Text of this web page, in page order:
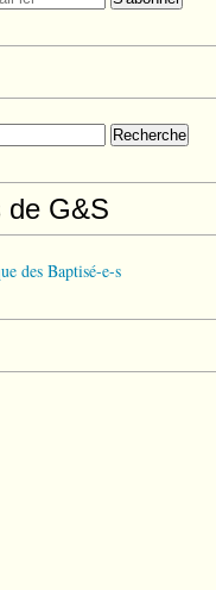
de G&S
des Baptisé-e-s